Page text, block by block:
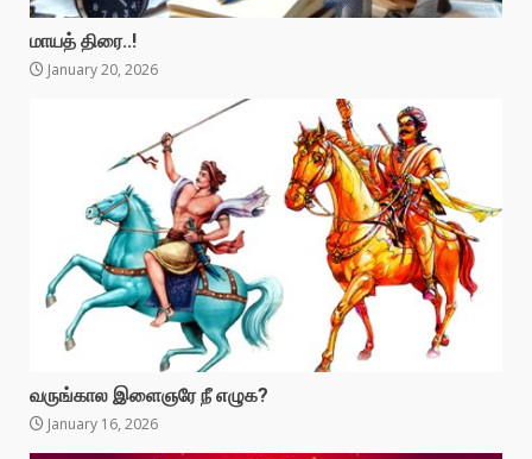
மாயத் திரை..!
January 20, 2026
வருங்கால இளைஞரே நீ எழுக?
January 16, 2026